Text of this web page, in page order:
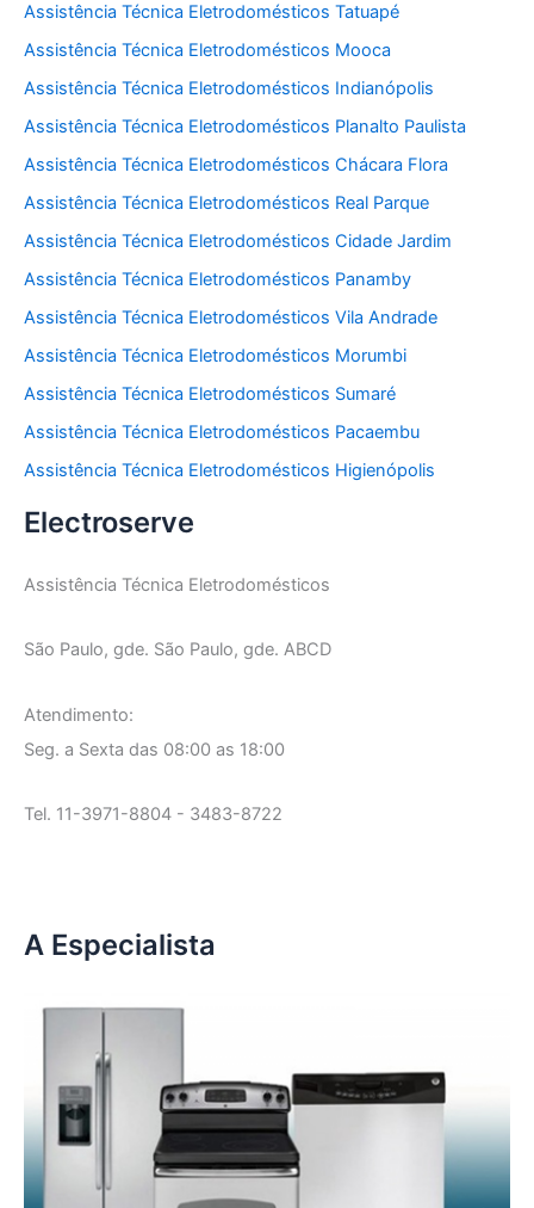
Assistência Técnica Eletrodomésticos Tatuapé
Assistência Técnica Eletrodomésticos Mooca
Assistência Técnica Eletrodomésticos Indianópolis
Assistência Técnica Eletrodomésticos Planalto Paulista
Assistência Técnica Eletrodomésticos Chácara Flora
Assistência Técnica Eletrodomésticos Real Parque
Assistência Técnica Eletrodomésticos Cidade Jardim
Assistência Técnica Eletrodomésticos Panamby
Assistência Técnica Eletrodomésticos Vila Andrade
Assistência Técnica Eletrodomésticos Morumbi
Assistência Técnica Eletrodomésticos Sumaré
Assistência Técnica Eletrodomésticos Pacaembu
Assistência Técnica Eletrodomésticos Higienópolis
Electroserve
Assistência Técnica Eletrodomésticos
São Paulo, gde. São Paulo, gde. ABCD
Atendimento:
Seg. a Sexta das 08:00 as 18:00
Tel. 11-3971-8804 - 3483-8722
A Especialista